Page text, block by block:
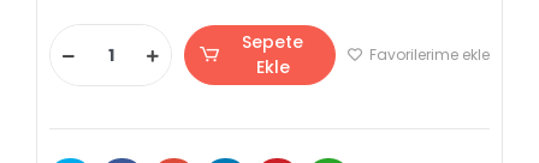
Sepete
Ekle
Favorilerime ekle